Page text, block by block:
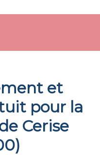
et
pour la
Cerise
)